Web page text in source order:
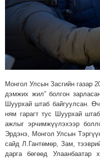
МЭДЭХҮЙ
ЭРГЭН
ХАВРЫН
ЧУУЛГАНЫ
ЭРГЭН
ТОЙРОНД
"ОУВС"-
ИЙН
Монгол Улсын Засгийн газар
дэмжих жил” болгон
Шуурхай штаб байгуулсан.
ням гарагт тус Шуурхай
ажлыг эрчимжүүлэхээр
Эрдэнэ, Монгол Улсын
сайд Л.Гантөмөр, Зам,
дарга бөгөөд Улаанбаатар